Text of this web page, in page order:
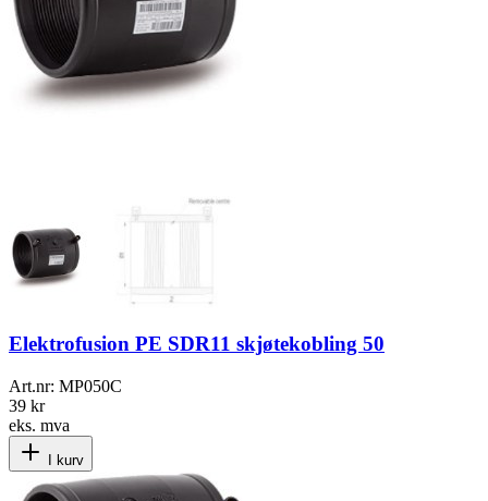
Elektrofusion PE SDR11 skjøtekobling 50
Art.nr: MP050C
39 kr
eks. mva
I kurv